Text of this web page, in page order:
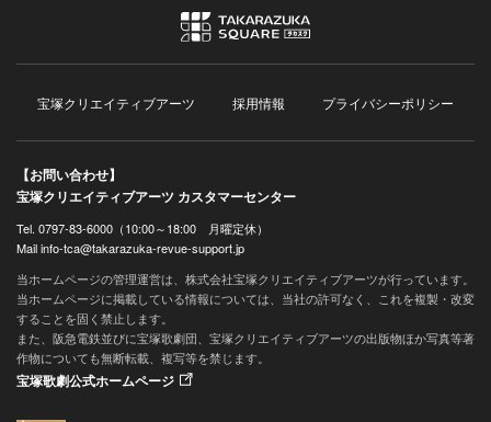
宝塚クリエイティブアーツ 採用情報 プライバシーポリシー
【お問い合わせ】
宝塚クリエイティブアーツ カスタマーセンター
Tel. 0797-83-6000（10:00～18:00 月曜定休）
Mail info-tca@takarazuka-revue-support.jp
当ホームページの管理運営は、株式会社宝塚クリエイティブアーツが行っています。
当ホームページに掲載している情報については、当社の許可なく、これを複製・改変
することを固く禁止します。
また、阪急電鉄並びに宝塚歌劇団、宝塚クリエイティブアーツの出版物ほか写真等著
作物についても無断転載、複写等を禁じます。
宝塚歌劇公式ホームページ